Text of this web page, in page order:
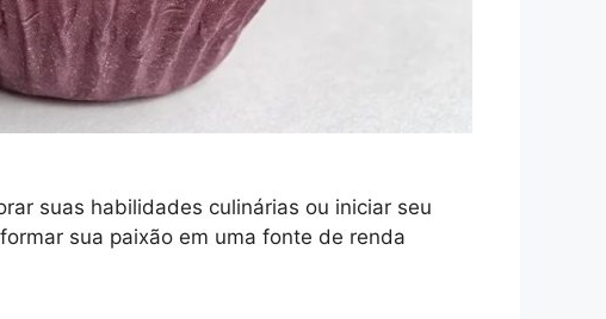
suas habilidades culinárias ou iniciar seu
sua paixão em uma fonte de renda